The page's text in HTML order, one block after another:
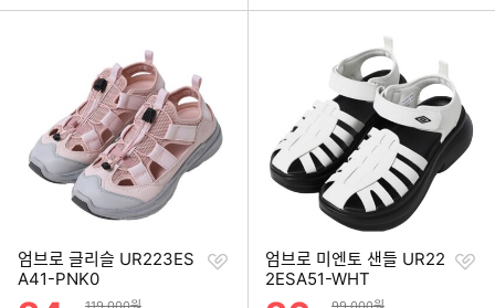
엄브로 글리슬 UR223ES
A41-PNK0
상품금액
찜
엄브로 미엔토 샌들 UR22
2ESA51-WHT
상품금액
찜